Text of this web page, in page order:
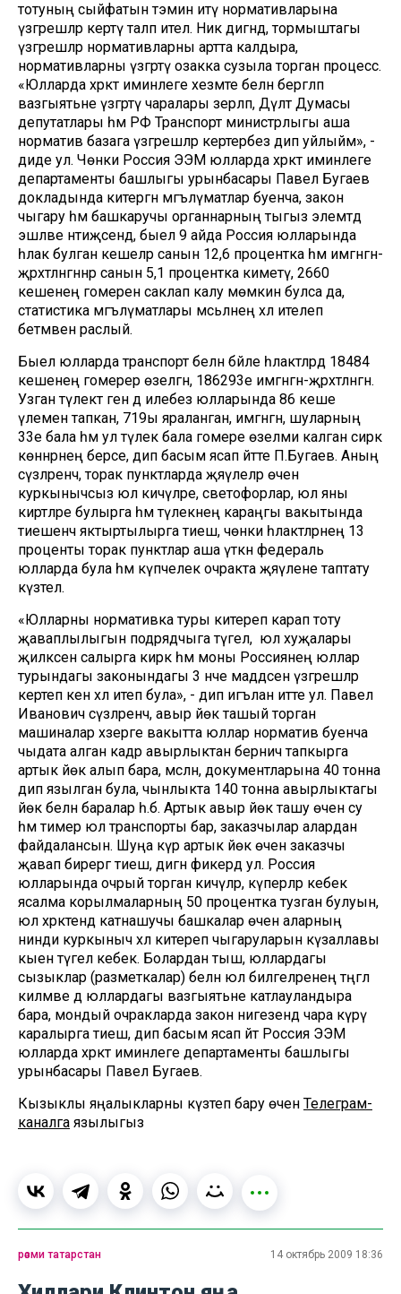
тотуның сыйфатын тәэмин итү нормативларына
үзгәрешләр кертү таләп ителә. Ник дигәндә, тормыштагы
үзгәрешләр нормативларны артта калдыра, ә
нормативларны үзгәртү озакка сузыла торган процесс.
«Юлларда хәрәкәт иминлеге хезмәте белән бергәләп
вазгыятьне үзгәртү чаралары әзерләп, Дәүләт Думасы
депутатлары һәм РФ Транспорт министрлыгы аша
норматив базага үзгәрешләр кертербез дип уйлыйм», -
диде ул. Чөнки Россия ЭЭМ юлларда хәрәкәт иминлеге
департаменты башлыгы урынбасары Павел Бугаев
докладында китергән мәгълүматлар буенча, закон
чыгару һәм башкаручы органнарның тыгыз элемтәдә
эшләве нәтиҗәсендә, быел 9 айда Россия юлларында
һәлак булган кешеләр санын 12,6 процентка һәм имгәнгән-
җәрәхәтләнгәннәр санын 5,1 процентка киметү, 2660
кешенең гомерен саклап калу мөмкин булса да,
статистика мәгълүматлары мәсьәләнең хәл ителеп
бетмәвен раслый.
Быел юлларда транспорт белән бәйле һәлакәтләрдә 18484
кешенең гомерер өзелгән, 186293е имгәнгән-җәрәхәтләнгән.
Узган тәүлектә генә дә илебез юлларында 86 кеше
үлемен тапкан, 719ы яраланган, имгәнгән, шуларның
33е бала һәм ул тәүлек бала гомере өзелми калган сирәк
көннәрнең берсе, дип басым ясап әйтте П.Бугаев. Аның
сүзләренчә, торак пунктларда җәяүлеләр өчен
куркынычсыз юл кичүләре, светофорлар, юл яны
киртәләре булырга һәм тәүлекнең караңгы вакытында
тиешенчә яктыртылырга тиеш, чөнки һәлакәтләрнең 13
проценты торак пунктлар аша үткән федераль
юлларда була һәм күпчелек очракта җәяүлене таптату
күзәтелә.
«Юлларны нормативка туры китереп карап тоту
җаваплылыгын подрядчыга түгел, юл хуҗалары
җилкәсенә салырга кирәк һәм моны Россиянең юллар
турындагы законындагы 3 нче маддәсенә үзгәрешләр
кертеп кенә хәл итеп була», - дип игълан итте ул. Павел
Иванович сүзләренчә, авыр йөк ташый торган
машиналар хәзерге вакытта юллар норматив буенча
чыдата алган кадәр авырлыктан берничә тапкырга
артык йөк алып бара, мәсәлән, документларына 40 тонна
дип язылган була, чынлыкта 140 тонна авырлыктагы
йөк белән баралар һ.б. Артык авыр йөк ташу өчен су
һәм тимер юл транспорты бар, заказчылар алардан
файдалансын. Шуңа күрә артык йөк өчен заказчы
җавап бирергә тиеш, дигән фикердә ул. Россия
юлларында очрый торган кичүләр, күперләр кебек
ясалма корылмаларның 50 процентка тузган булуын,
юл хәрәкәтендә катнашучы башкалар өчен аларның
нинди куркыныч хәл китереп чыгаруларын күзаллавы
кыен түгел кебек. Болардан тыш, юллардагы
сызыклар (разметкалар) белән юл билгеләренең тәңгәл
килмәве дә юллардагы вазгыятьне катлауландыра
бара, мондый очракларда закон нигезендә чара күрү
каралырга тиеш, дип басым ясап әйтә Россия ЭЭМ
юлларда хәрәкәт иминлеге департаменты башлыгы
урынбасары Павел Бугаев.
Кызыклы яңалыкларны күзәтеп бару өчен Телеграм-
каналга язылыгыз
рәсми татарстан 14 октябрь 2009 18:36